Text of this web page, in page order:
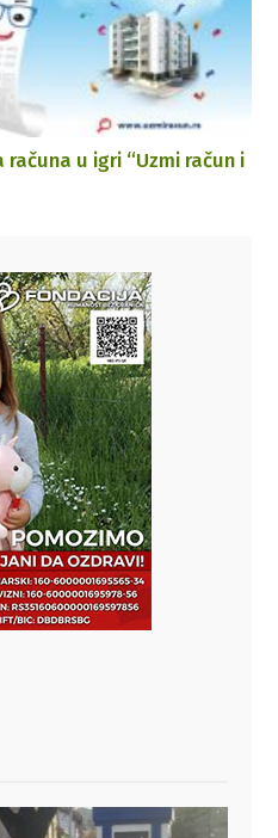
u igri “Uzmi račun i